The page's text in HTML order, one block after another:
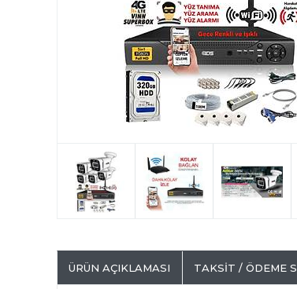
ÜRÜN AÇIKLAMASI TAKSIT / ÖDEME